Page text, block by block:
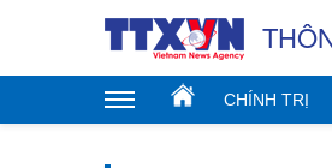
CHÍNH TRỊ